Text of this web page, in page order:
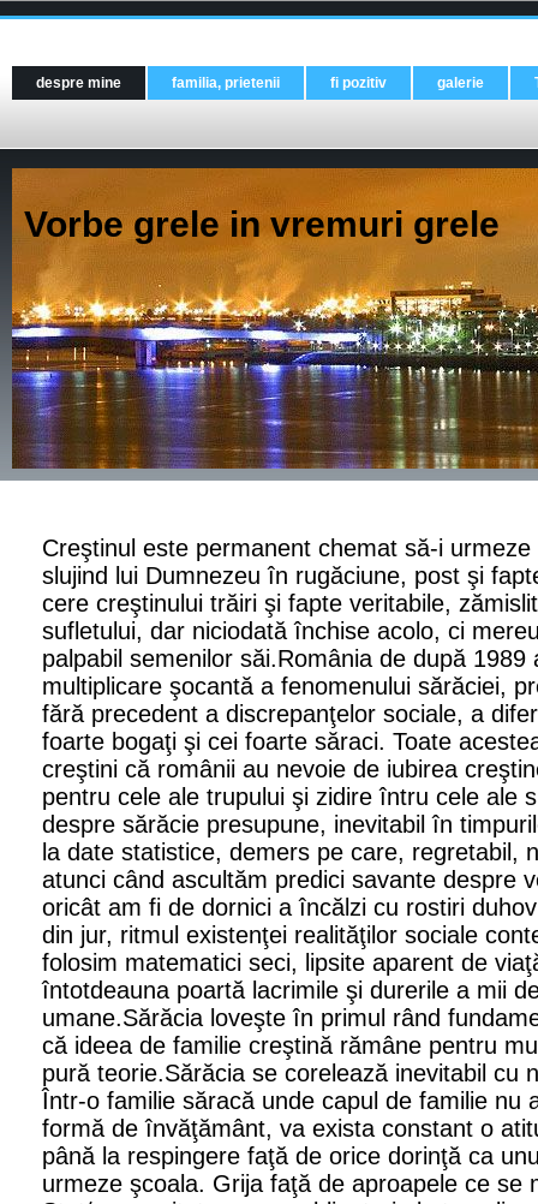
despre mine familia, prietenii fi pozitiv galerie
Vorbe grele in vremuri grele
Creştinul este permanent chemat să-i
slujind lui Dumnezeu în rugăciune, post şi
cere creştinului trăiri şi fapte veritabile,
sufletului, dar niciodată închise acolo, ci
palpabil semenilor săi.România de după 1989
multiplicare şocantă a fenomenului sărăciei,
fără precedent a discrepanţelor sociale, a
foarte bogaţi şi cei foarte săraci. Toate
creştini că românii au nevoie de iubirea
pentru cele ale trupului şi zidire întru cele ale
despre sărăcie presupune, inevitabil în
la date statistice, demers pe care, regretabil,
atunci când ascultăm predici savante despre
oricât am fi de dornici a încălzi cu rostiri
din jur, ritmul existenţei realităţilor sociale
folosim matematici seci, lipsite aparent de
întotdeauna poartă lacrimile şi durerile a mii
umane.Sărăcia loveşte în primul rând
că ideea de familie creştină rămâne pentru
pură teorie.Sărăcia se corelează inevitabil cu
Într-o familie săracă unde capul de familie nu
formă de învăţământ, va exista constant o
până la respingere faţă de orice dorinţă ca
urmeze şcoala. Grija faţă de aproapele ce se